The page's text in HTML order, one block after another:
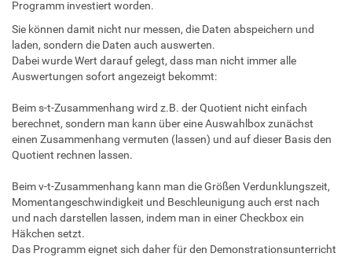
Programm investiert worden.
Sie können damit nicht nur messen, die Daten abspeichern und
laden, sondern die Daten auch auswerten.
Dabei wurde Wert darauf gelegt, dass man nicht immer alle
Auswertungen sofort angezeigt bekommt:
Beim s-t-Zusammenhang wird z.B. der Quotient nicht einfach
berechnet, sondern man kann über eine Auswahlbox zunächst
einen Zusammenhang vermuten (lassen) und auf dieser Basis den
Quotient rechnen lassen.
Beim v-t-Zusammenhang kann man die Größen Verdunklungszeit,
Momentangeschwindigkeit und Beschleunigung auch erst nach
und nach darstellen lassen, indem man in einer Checkbox ein
Häkchen setzt.
Das Programm eignet sich daher für den Demonstrationsunterricht